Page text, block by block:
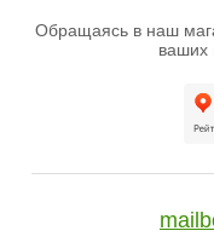
Обращаясь в наш
ваших